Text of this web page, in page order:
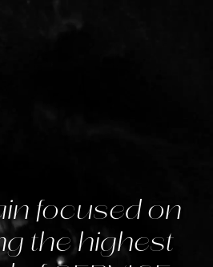
focused on
the highest